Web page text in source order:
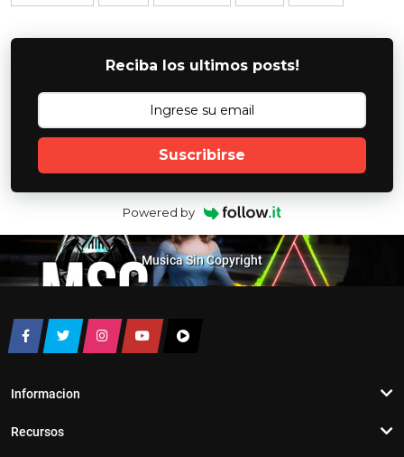
Reciba los ultimos posts!
Suscribirse
Powered by
Musica Sin Copyright
Informacion
Recursos